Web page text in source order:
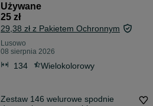
Używane
25 zł
29,38 zł z Pakietem Ochronnym
Lusowo
08 sierpnia 2026
134 Wielokolorowy
Zestaw 146 welurowe spodnie